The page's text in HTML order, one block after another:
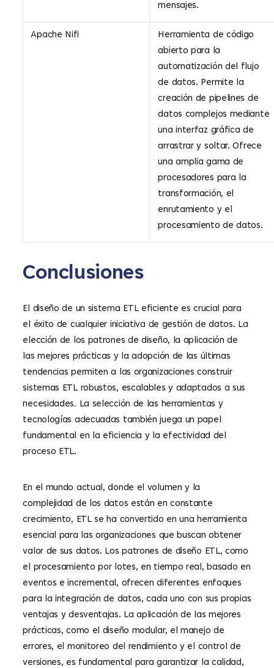
mensajes.
Apache Nifi
Herramienta de código
abierto para la
automatización del flujo
de datos. Permite la
creación de pipelines de
datos complejos mediante
una interfaz gráfica de
arrastrar y soltar. Ofrece
una amplia gama de
procesadores para la
transformación, el
enrutamiento y el
procesamiento de datos.
Conclusiones
El diseño de un sistema ETL eficiente es crucial para
el éxito de cualquier iniciativa de gestión de datos. La
elección de los patrones de diseño, la aplicación de
las mejores prácticas y la adopción de las últimas
tendencias permiten a las organizaciones construir
sistemas ETL robustos, escalables y adaptados a sus
necesidades. La selección de las herramientas y
tecnologías adecuadas también juega un papel
fundamental en la eficiencia y la efectividad del
proceso ETL.
En el mundo actual, donde el volumen y la
complejidad de los datos están en constante
crecimiento, ETL se ha convertido en una herramienta
esencial para las organizaciones que buscan obtener
valor de sus datos. Los patrones de diseño ETL, como
el procesamiento por lotes, en tiempo real, basado en
eventos e incremental, ofrecen diferentes enfoques
para la integración de datos, cada uno con sus propias
ventajas y desventajas. La aplicación de las mejores
prácticas, como el diseño modular, el manejo de
errores, el monitoreo del rendimiento y el control de
versiones, es fundamental para garantizar la calidad,